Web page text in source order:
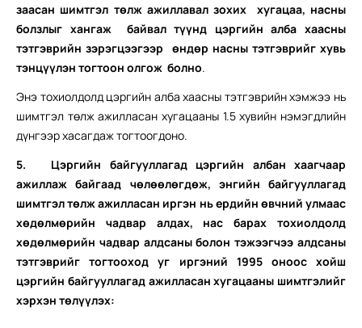
заасан шимтгэл төлж ажиллавал зохих хугацаа, насны
болзлыг хангаж байвал түүнд цэргийн алба хаасны
тэтгэврийн зэрэгцээгээр өндөр насны тэтгэврийг хувь
тэнцүүлэн тогтоон олгож болно.
Энэ тохиолдолд цэргийн алба хаасны тэтгэврийн хэмжээ нь
шимтгэл төлж ажилласан хугацааны 1.5 хувийн нэмэгдлийн
дүнгээр хасагдаж тогтоогдоно.
5. Цэргийн байгууллагад цэргийн албан хаагчаар
ажиллаж байгаад чөлөөлөгдөж, энгийн байгууллагад
шимтгэл төлж ажилласан иргэн нь ердийн өвчний улмаас
хөдөлмөрийн чадвар алдах, нас барах тохиолдолд
хөдөлмөрийн чадвар алдсаны болон тэжээгчээ алдсаны
тэтгэврийг тогтооход уг иргэний 1995 оноос хойш
цэргийн байгууллагад ажилласан хугацааны шимтгэлийг
хэрхэн төлүүлэх: